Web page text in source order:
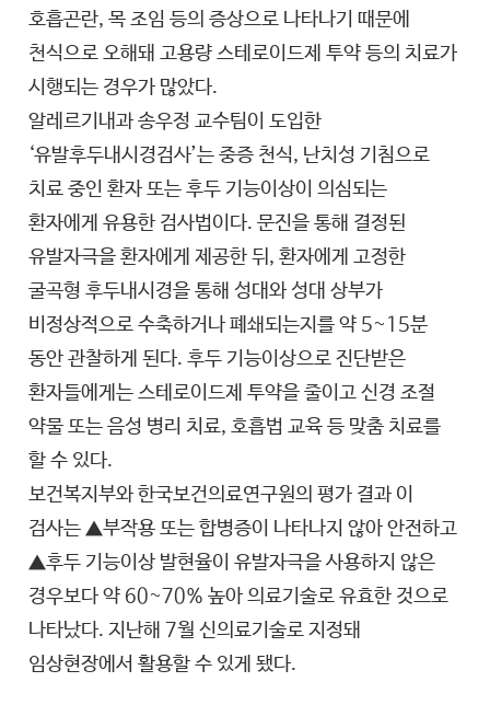
호흡곤란, 목 조임 등의 증상으로 나타나기 때문에
천식으로 오해돼 고용량 스테로이드제 투약 등의 치료가
시행되는 경우가 많았다.
알레르기내과 송우정 교수팀이 도입한
‘유발후두내시경검사’는 중증 천식, 난치성 기침으로
치료 중인 환자 또는 후두 기능이상이 의심되는
환자에게 유용한 검사법이다. 문진을 통해 결정된
유발자극을 환자에게 제공한 뒤, 환자에게 고정한
굴곡형 후두내시경을 통해 성대와 성대 상부가
비정상적으로 수축하거나 폐쇄되는지를 약 5~15분
동안 관찰하게 된다. 후두 기능이상으로 진단받은
환자들에게는 스테로이드제 투약을 줄이고 신경 조절
약물 또는 음성 병리 치료, 호흡법 교육 등 맞춤 치료를
할 수 있다.
보건복지부와 한국보건의료연구원의 평가 결과 이
검사는 ▲부작용 또는 합병증이 나타나지 않아 안전하고
▲후두 기능이상 발현율이 유발자극을 사용하지 않은
경우보다 약 60~70% 높아 의료기술로 유효한 것으로
나타났다. 지난해 7월 신의료기술로 지정돼
임상현장에서 활용할 수 있게 됐다.